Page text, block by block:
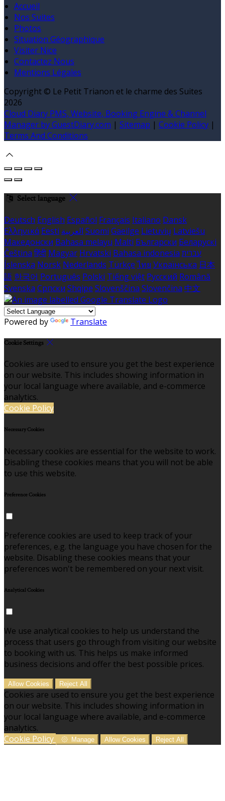
Accueil
Nos Suites
Photos
Situation Géographique
Visiter Nice
Contactez Nous
Mentions Légales
Copyright © Le Petit Trianon et le charme des Suites
2026
Cloud Diary PMS, Website, Booking Engine & Channel
Manager by GuestDiary.com | Sitemap | Cookie Policy |
Terms And Conditions
Select language
Deutsch English Español Français Italiano Dansk
Ελληνικά Eesti العربية Suomi Gaeilge Lietuvių Latviešu
Македонски Bahasa melayu Malti Български Беларускі
Čeština हिंदी Magyar Hrvatski Bahasa indonesia עברית
Íslenska Norsk Nederlands Türkçe ไทย Українська 日本
語 한국어 Português Polski Tiếng việt Русский Română
Svenska Српски Shqipe Slovenščina Slovenčina 中文
Powered by Translate
Cookie Settings
Cookies are used to ensure you get the best experience
on our website. This includes showing information in
your local language where available, and e-commerce
analytics.
Cookie Policy
Necessary Cookies
Necessary cookies are essential for the website to work.
Disabling these cookies means that you will not be able
to use this website.
Preference Cookies
Preference cookies are used to keep track of your
preferences, e.g. the language you have chosen for the
website. Disabling these cookies means that your
preferences won't be remembered on your next visit.
Analytical Cookies
We use analytical cookies to help us understand the
process that users go through from visiting our website
to booking with us. This helps us make informed
business decisions and offer the best possible prices.
Allow Cookies Reject All
Cookies are used to ensure you get the best experience
on our website. This includes showing information in
your local language where available, and e-commerce
analytics.
Cookie Policy
Manage Allow Cookies Reject All